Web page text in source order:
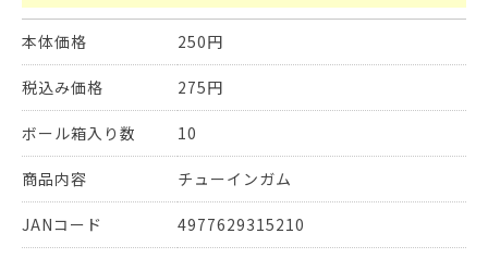
本体価格 250円
税込み価格 275円
ボール箱入り数 10
商品内容 チューインガム
JANコード 4977629315210